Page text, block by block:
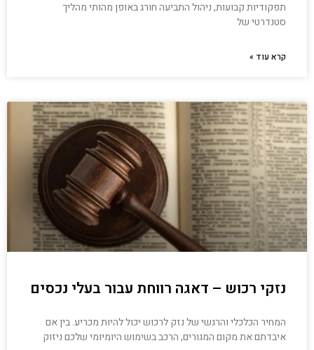
תפקודיות קבועות, ניהול התביעה חורג באופן מהותי מהליך
סטנדרטי של
קרא עוד »
נזקי רכוש – דאגה רווחת עבור בעלי נכסים
המחיר הכלכלי והרגשי של נזק לרכוש יכול להיות מכריע. בין אם
איבדתם את מקום המגורים, הרכב בשימוש היומיומי שלכם ניזוק